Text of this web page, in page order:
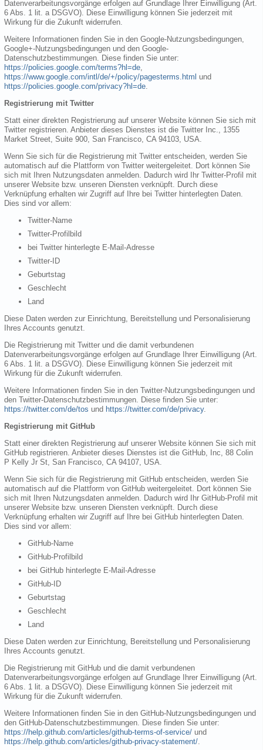
Datenverarbeitungsvorgänge erfolgen auf Grundlage Ihrer Einwilligung (Art.
6 Abs. 1 lit. a DSGVO). Diese Einwilligung können Sie jederzeit mit
Wirkung für die Zukunft widerrufen.
Weitere Informationen finden Sie in den Google-Nutzungsbedingungen,
Google+-Nutzungsbedingungen und den Google-
Datenschutzbestimmungen. Diese finden Sie unter:
https://policies.google.com/terms?hl=de,
https://www.google.com/intl/de/+/policy/pagesterms.html und
https://policies.google.com/privacy?hl=de.
Registrierung mit Twitter
Statt einer direkten Registrierung auf unserer Website können Sie sich mit
Twitter registrieren. Anbieter dieses Dienstes ist die Twitter Inc., 1355
Market Street, Suite 900, San Francisco, CA 94103, USA.
Wenn Sie sich für die Registrierung mit Twitter entscheiden, werden Sie
automatisch auf die Plattform von Twitter weitergeleitet. Dort können Sie
sich mit Ihren Nutzungsdaten anmelden. Dadurch wird Ihr Twitter-Profil mit
unserer Website bzw. unseren Diensten verknüpft. Durch diese
Verknüpfung erhalten wir Zugriff auf Ihre bei Twitter hinterlegten Daten.
Dies sind vor allem:
Twitter-Name
Twitter-Profilbild
bei Twitter hinterlegte E-Mail-Adresse
Twitter-ID
Geburtstag
Geschlecht
Land
Diese Daten werden zur Einrichtung, Bereitstellung und Personalisierung
Ihres Accounts genutzt.
Die Registrierung mit Twitter und die damit verbundenen
Datenverarbeitungsvorgänge erfolgen auf Grundlage Ihrer Einwilligung (Art.
6 Abs. 1 lit. a DSGVO). Diese Einwilligung können Sie jederzeit mit
Wirkung für die Zukunft widerrufen.
Weitere Informationen finden Sie in den Twitter-Nutzungsbedingungen und
den Twitter-Datenschutzbestimmungen. Diese finden Sie unter:
https://twitter.com/de/tos und https://twitter.com/de/privacy.
Registrierung mit GitHub
Statt einer direkten Registrierung auf unserer Website können Sie sich mit
GitHub registrieren. Anbieter dieses Dienstes ist die GitHub, Inc, 88 Colin
P Kelly Jr St, San Francisco, CA 94107, USA.
Wenn Sie sich für die Registrierung mit GitHub entscheiden, werden Sie
automatisch auf die Plattform von GitHub weitergeleitet. Dort können Sie
sich mit Ihren Nutzungsdaten anmelden. Dadurch wird Ihr GitHub-Profil mit
unserer Website bzw. unseren Diensten verknüpft. Durch diese
Verknüpfung erhalten wir Zugriff auf Ihre bei GitHub hinterlegten Daten.
Dies sind vor allem:
GitHub-Name
GitHub-Profilbild
bei GitHub hinterlegte E-Mail-Adresse
GitHub-ID
Geburtstag
Geschlecht
Land
Diese Daten werden zur Einrichtung, Bereitstellung und Personalisierung
Ihres Accounts genutzt.
Die Registrierung mit GitHub und die damit verbundenen
Datenverarbeitungsvorgänge erfolgen auf Grundlage Ihrer Einwilligung (Art.
6 Abs. 1 lit. a DSGVO). Diese Einwilligung können Sie jederzeit mit
Wirkung für die Zukunft widerrufen.
Weitere Informationen finden Sie in den GitHub-Nutzungsbedingungen und
den GitHub-Datenschutzbestimmungen. Diese finden Sie unter:
https://help.github.com/articles/github-terms-of-service/ und
https://help.github.com/articles/github-privacy-statement/.